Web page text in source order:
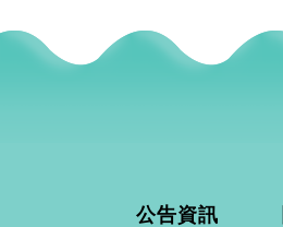
公告資訊